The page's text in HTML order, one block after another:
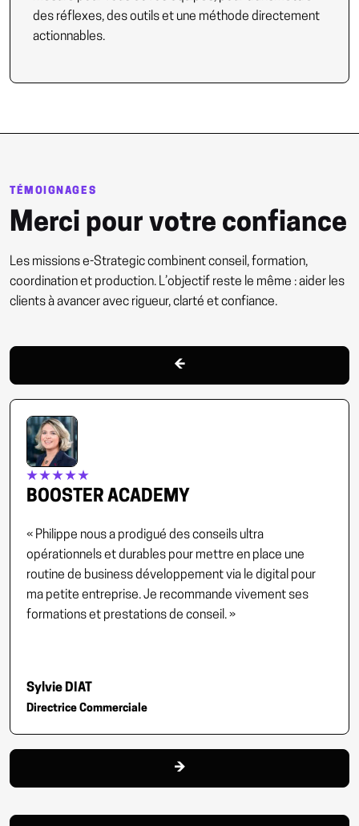
des réflexes, des outils et une méthode directement
actionnables.
TÉMOIGNAGES
Merci pour votre confiance
Les missions e-Strategic combinent conseil, formation,
coordination et production. L’objectif reste le même : aider les
clients à avancer avec rigueur, clarté et confiance.
←
★★★★★
BOOSTER ACADEMY
« Philippe nous a prodigué des conseils ultra
opérationnels et durables pour mettre en place une
routine de business développement via le digital pour
ma petite entreprise. Je recommande vivement ses
formations et prestations de conseil. »
Sylvie DIAT
Directrice Commerciale
→